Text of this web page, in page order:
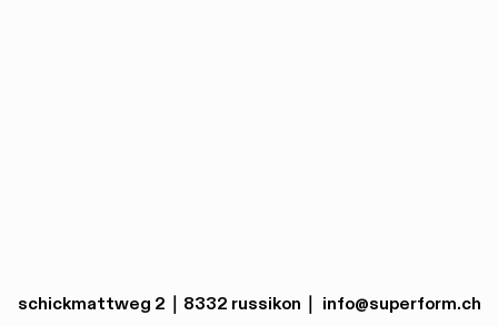
schickmattweg 2｜8332 russikon｜ info@superform.ch